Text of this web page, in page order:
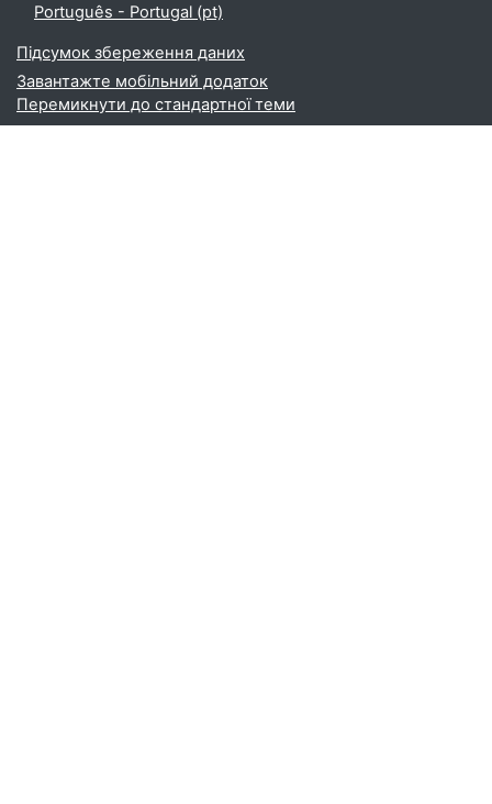
Português - Portugal ‎(pt)‎
Підсумок збереження даних
Завантажте мобільний додаток
Перемикнути до стандартної теми